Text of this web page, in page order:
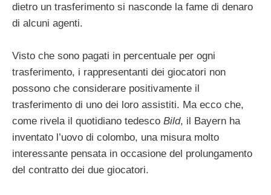
dietro un trasferimento si nasconde la fame di denaro
di alcuni agenti.
Visto che sono pagati in percentuale per ogni
trasferimento, i rappresentanti dei giocatori non
possono che considerare positivamente il
trasferimento di uno dei loro assistiti. Ma ecco che,
come rivela il quotidiano tedesco Bild, il Bayern ha
inventato l’uovo di colombo, una misura molto
interessante pensata in occasione del prolungamento
del contratto dei due giocatori.